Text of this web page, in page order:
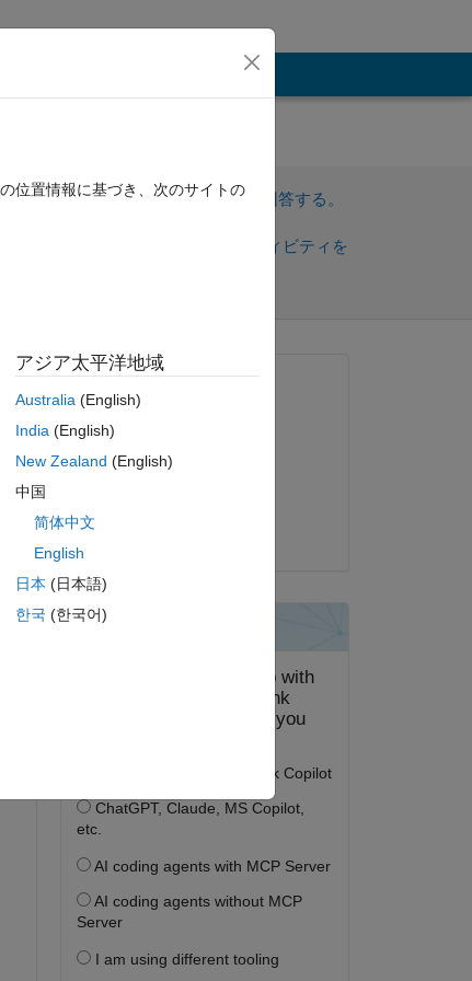
サインインしてこの質問に回答する。
サインインしてアクティビティを
2020 年 7 月 6 日
位置情報に基づき、次のサイトの
アジア太平洋地域
Australia(English)
India(English)
New Zealand (English)
中国
简体中文
English
日本 (日本語)
한국 (한국어)